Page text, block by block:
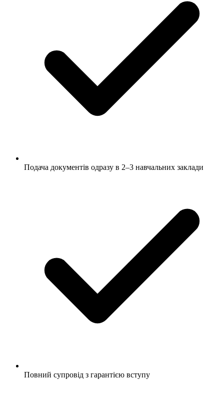
Подача документів одразу в 2–3 навчальних заклади
Повний супровід з гарантією вступу